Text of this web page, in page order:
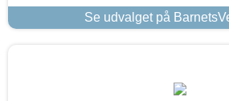
Se udvalget på